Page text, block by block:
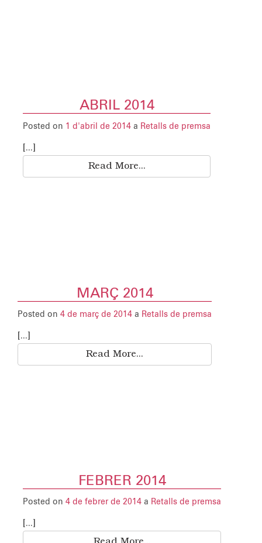
ABRIL 2014
Posted on 1 d'abril de 2014 a Retalls de premsa
[...]
Read More...
MARÇ 2014
Posted on 4 de març de 2014 a Retalls de premsa
[...]
Read More...
FEBRER 2014
Posted on 4 de febrer de 2014 a Retalls de premsa
[...]